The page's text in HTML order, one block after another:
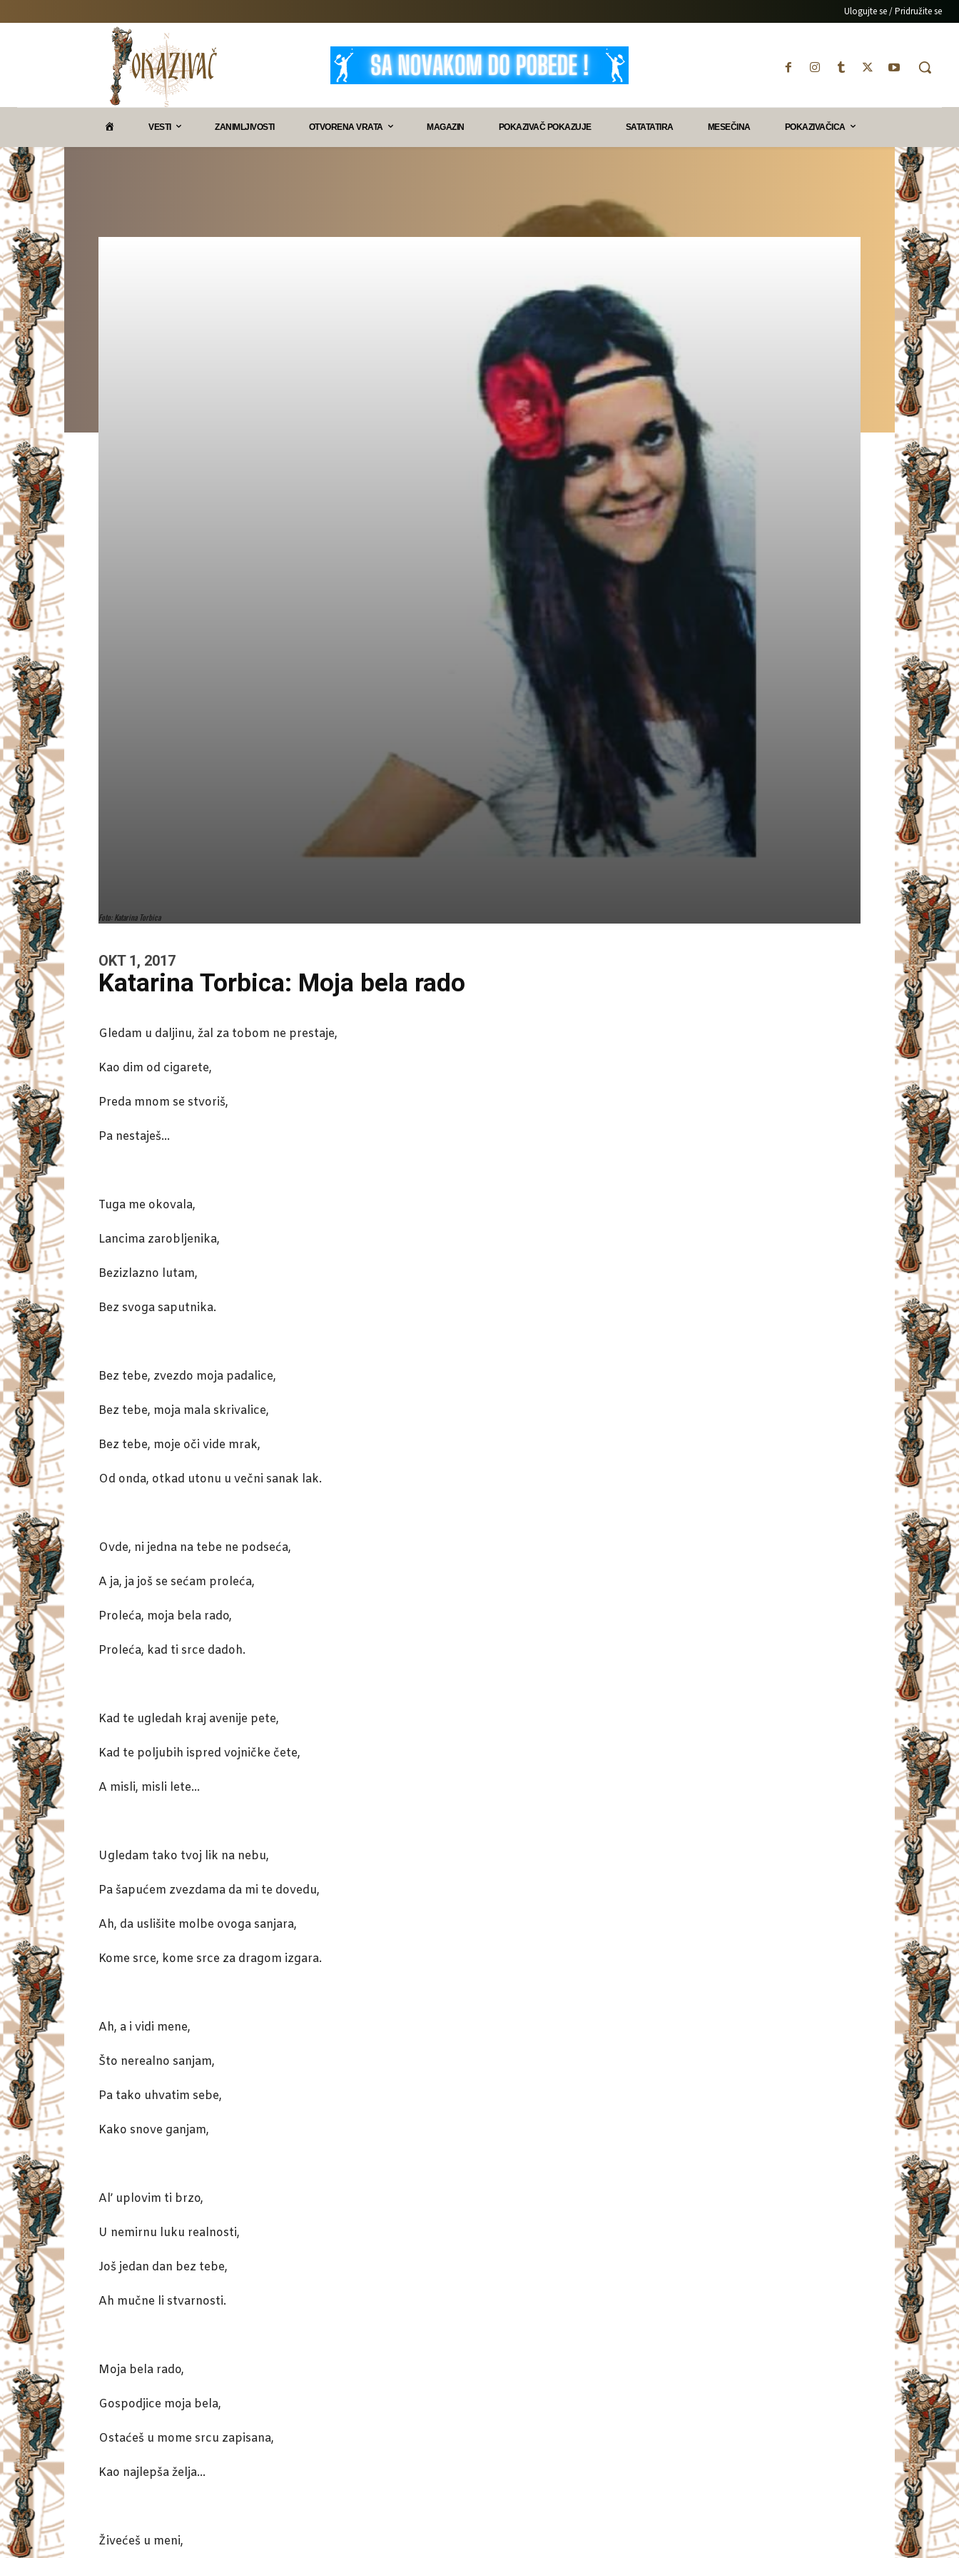
Ulogujte se / Pridružite se
VESTI ZANIMLJIVOSTI OTVORENA VRATA MAGAZIN POKAZIVAČ POKAZUJE SATATATIRA MESEČINA POKAZIVAČICA
Foto: Katarina Torbica
OKT 1, 2017
Katarina Torbica: Moja bela rado
Gledam u daljinu, žal za tobom ne prestaje,
Kao dim od cigarete,
Preda mnom se stvoriš,
Pa nestaješ…
Tuga me okovala,
Lancima zarobljenika,
Bezizlazno lutam,
Bez svoga saputnika.
Bez tebe, zvezdo moja padalice,
Bez tebe, moja mala skrivalice,
Bez tebe, moje oči vide mrak,
Od onda, otkad utonu u večni sanak lak.
Ovde, ni jedna na tebe ne podseća,
A ja, ja još se sećam proleća,
Proleća, moja bela rado,
Proleća, kad ti srce dadoh.
Kad te ugledah kraj avenije pete,
Kad te poljubih ispred vojničke čete,
A misli, misli lete…
Ugledam tako tvoj lik na nebu,
Pa šapućem zvezdama da mi te dovedu,
Ah, da uslišite molbe ovoga sanjara,
Kome srce, kome srce za dragom izgara.
Ah, a i vidi mene,
Što nerealno sanjam,
Pa tako uhvatim sebe,
Kako snove ganjam,
Al’ uplovim ti brzo,
U nemirnu luku realnosti,
Još jedan dan bez tebe,
Ah mučne li stvarnosti.
Moja bela rado,
Gospodjice moja bela,
Ostaćeš u mome srcu zapisana,
Kao najlepša želja…
Živećeš u meni,